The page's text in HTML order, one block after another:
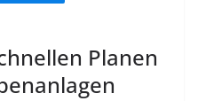
Planen